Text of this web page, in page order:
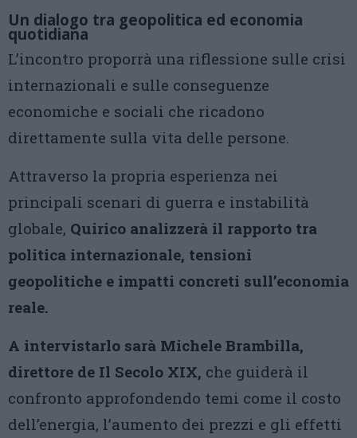
Un dialogo tra geopolitica ed economia
quotidiana
L’incontro proporrà una riflessione sulle crisi
internazionali e sulle conseguenze
economiche e sociali che ricadono
direttamente sulla vita delle persone.
Attraverso la propria esperienza nei
principali scenari di guerra e instabilità
globale, Quirico analizzerà il rapporto tra
politica internazionale, tensioni
geopolitiche e impatti concreti sull’economia
reale.
A intervistarlo sarà Michele Brambilla,
direttore de Il Secolo XIX, che guiderà il
confronto approfondendo temi come il costo
dell’energia, l’aumento dei prezzi e gli effetti